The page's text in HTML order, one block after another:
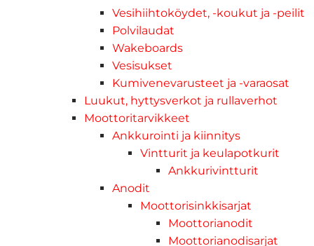
Vesihiihtoköydet, -koukut ja -peilit
Polvilaudat
Wakeboards
Vesisukset
Kumivenevarusteet ja -varaosat
Luukut, hyttysverkot ja rullaverhot
Moottoritarvikkeet
Ankkurointi ja kiinnitys
Vintturit ja keulapotkurit
Ankkurivintturit
Anodit
Moottorisinkkisarjat
Moottorianodit
Moottorianodisarjat